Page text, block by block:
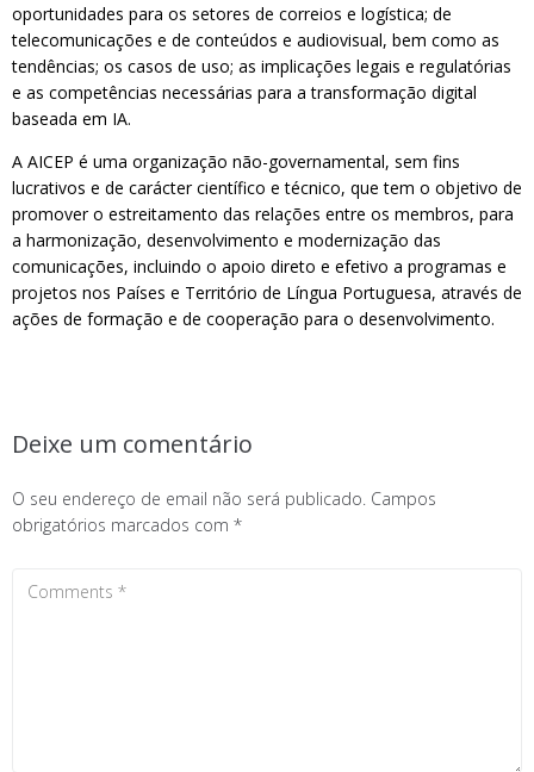
oportunidades para os setores de correios e logística; de
telecomunicações e de conteúdos e audiovisual, bem como as
tendências; os casos de uso; as implicações legais e regulatórias
e as competências necessárias para a transformação digital
baseada em IA.
A AICEP é uma organização não-governamental, sem fins
lucrativos e de carácter científico e técnico, que tem o objetivo de
promover o estreitamento das relações entre os membros, para
a harmonização, desenvolvimento e modernização das
comunicações, incluindo o apoio direto e efetivo a programas e
projetos nos Países e Território de Língua Portuguesa, através de
ações de formação e de cooperação para o desenvolvimento.
Deixe um comentário
O seu endereço de email não será publicado. Campos
obrigatórios marcados com *